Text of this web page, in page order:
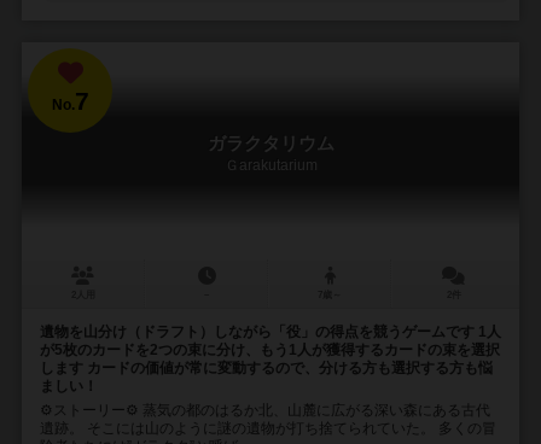
No.7
ガラクタリウム
Ｇarakutarium
遺物を山分け（ドラフト）しながら「役」の得点を競うゲームです 1人
が5枚のカードを2つの束に分け、もう1人が獲得するカードの束を選択
します カードの価値が常に変動するので、分ける方も選択する方も悩
ましい！
⚙ストーリー⚙ 蒸気の都のはるか北、山麓に広がる深い森にある古代
遺跡。 そこには山のように謎の遺物が打ち捨てられていた。 多くの冒